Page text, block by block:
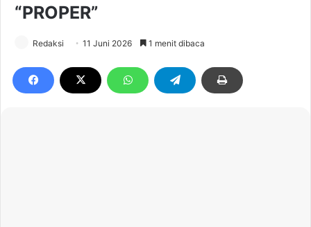
“PROPER”
Redaksi 11 Juni 2026 1 menit dibaca